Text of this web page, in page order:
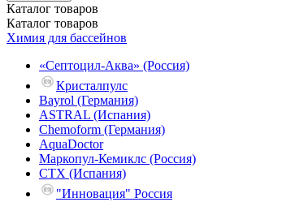
Каталог товаров
Каталог товаров
Химия для бассейнов
«Септоцил-Аква» (Россия)
Кристалпулс
Bayrol (Германия)
ASTRAL (Испания)
Chemoform (Германия)
AquaDoctor
Маркопул-Кемиклс (Россия)
CTX (Испания)
"Инновация" Россия